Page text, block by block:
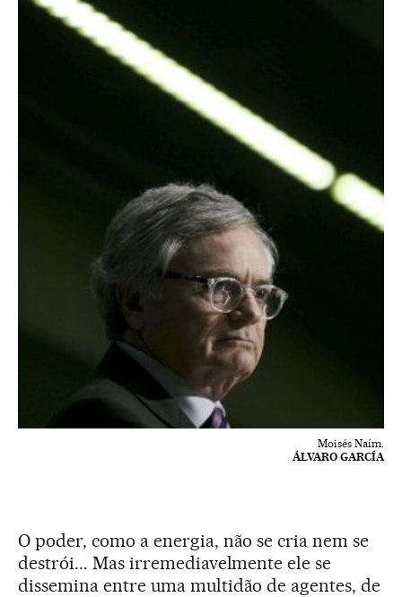
Moisés Naím.
ÁLVARO GARCÍA
O poder, como a energia, não se cria nem se
destrói... Mas irremediavelmente ele se
dissemina entre uma multidão de agentes, de